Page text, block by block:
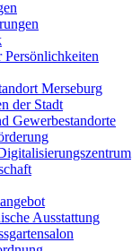
Persönlichkeiten
Merseburg
der Stadt
Gewerbestandorte
Ausstattung